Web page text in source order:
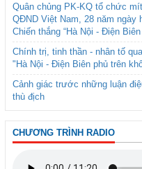
Quân chủng PK-KQ tổ chức
QĐND Việt Nam, 28 năm ngày
Chiến thắng “Hà Nội - Điện
Chính trị, tinh thần - nhân tố
"Hà Nội - Điện Biên phủ trên
Cảnh giác trước những luận
thù địch
CHƯƠNG TRÌNH RADIO